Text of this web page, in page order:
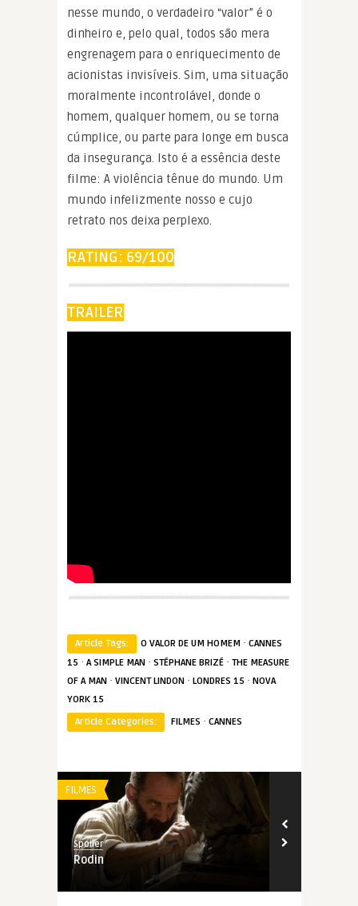
nesse mundo, o verdadeiro “valor” é o
dinheiro e, pelo qual, todos são mera
engrenagem para o enriquecimento de
acionistas invisíveis. Sim, uma situação
moralmente incontrolável, donde o
homem, qualquer homem, ou se torna
cúmplice, ou parte para longe em busca
da insegurança. Isto é a essência deste
filme: A violência tênue do mundo. Um
mundo infelizmente nosso e cujo
retrato nos deixa perplexo.
RATING: 69/100
TRAILER
Article Tags: O VALOR DE UM HOMEM · CANNES
15 · A SIMPLE MAN · STÉPHANE BRIZÉ · THE MEASURE
OF A MAN · VINCENT LINDON · LONDRES 15 · NOVA
YORK 15
Article Categories:
FILMES · CANNES
FILMES
Spoiler
Rodin